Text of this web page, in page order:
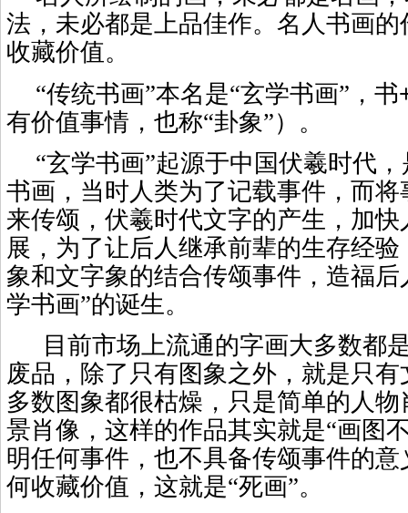
法，未必都是上品佳作。名人书画
收藏价值。
“传统书画”本名是“玄学书画”，书
有价值事情，也称“卦象”）。
“玄学书画”起源于中国伏羲时代
书画，当时人类为了记载事件，而
来传颂，伏羲时代文字的产生，加
展，为了让后人继承前辈的生存经
象和文字象的结合传颂事件，造福后
学书画”的诞生。
目前市场上流通的字画大多数都
废品，除了只有图象之外，就是只
多数图象都很枯燥，只是简单的人
景肖像，这样的作品其实就是“画图
明任何事件，也不具备传颂事件的
何收藏价值，这就是“死画”。